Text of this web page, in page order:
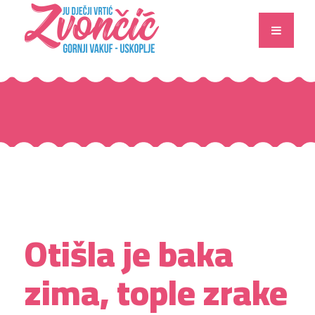
Otišla je baka
zima, tople zrake